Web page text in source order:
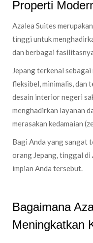
Properti
Azalea Suites
tinggi untuk
dan berbagai
Jepang terkenal
fleksibel, minimalis, dan
desain interior negeri
menghadirkan layanan
merasakan kedamaian
Bagi Anda yang sangat
orang Jepang, tinggal di
impian Anda tersebut.
Bagaimana
Meningkatkan